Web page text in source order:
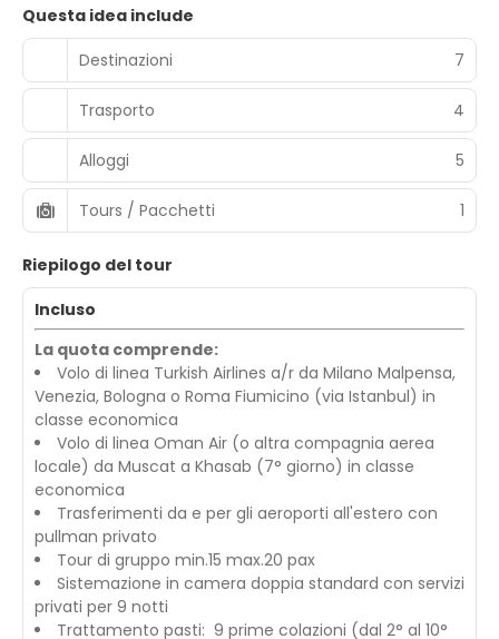
Questa idea include
Destinazioni
7
Trasporto 4
Alloggi 5
Tours / Pacchetti 1
Riepilogo del tour
Incluso
La quota comprende:
Volo di linea Turkish Airlines a/r da Milano Malpensa,
Venezia, Bologna o Roma Fiumicino (via Istanbul) in
classe economica
Volo di linea Oman Air (o altra compagnia aerea
locale) da Muscat a Khasab (7° giorno) in classe
economica
Trasferimenti da e per gli aeroporti all'estero con
pullman privato
Tour di gruppo min.15 max.20 pax
Sistemazione in camera doppia standard con servizi
privati per 9 notti
Trattamento pasti: 9 prime colazioni (dal 2° al 10°